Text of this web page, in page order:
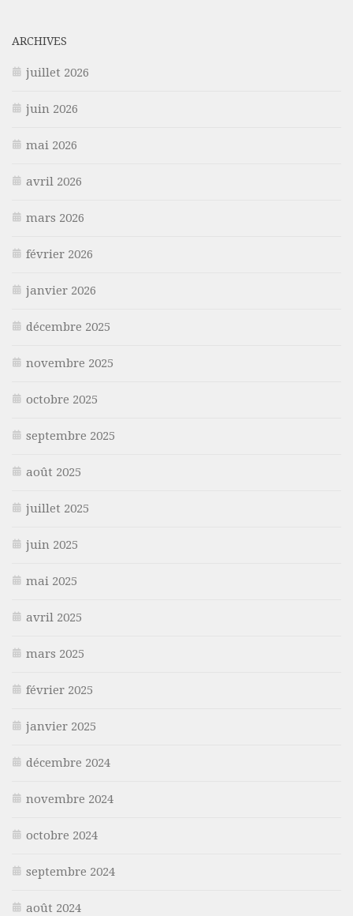
ARCHIVES
juillet 2026
juin 2026
mai 2026
avril 2026
mars 2026
février 2026
janvier 2026
décembre 2025
novembre 2025
octobre 2025
septembre 2025
août 2025
juillet 2025
juin 2025
mai 2025
avril 2025
mars 2025
février 2025
janvier 2025
décembre 2024
novembre 2024
octobre 2024
septembre 2024
août 2024